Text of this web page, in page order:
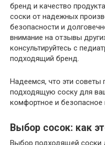
бренд и качество
соски от надежных
безопасности и
внимание на отзывы
консультируйтесь с
подходящий бренд.
Надеемся, что эти советы
подходящую соску для
комфортное и безопасное
Выбор сосок: как
Выбор подходящей соски